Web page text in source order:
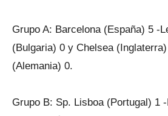
Grupo A: Barcelona (España) 5 -
(Bulgaria) 0 y Chelsea
(Alemania) 0.
Grupo B: Sp. Lisboa (Portugal) 1